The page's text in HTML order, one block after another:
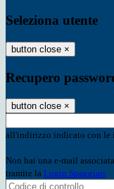
Seleziona utente
button close ×
Recupero
button close ×
all'indirizzo indicato con le
Non hai una e-mail
tramite la Login Spaggiari